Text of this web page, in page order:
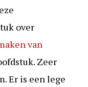
over
van
Zeer
Er is een lege